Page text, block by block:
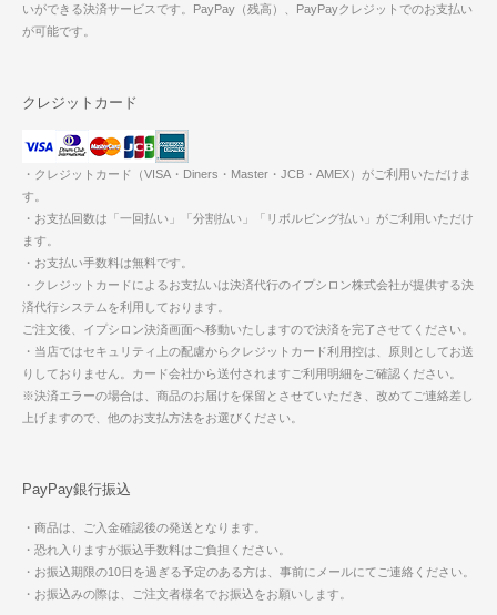
いができる決済サービスです。PayPay（残高）、PayPayクレジットでのお支払い
が可能です。
クレジットカード
・クレジットカード（VISA・Diners・Master・JCB・AMEX）がご利用いただけま
す。
・お支払回数は「一回払い」「分割払い」「リボルビング払い」がご利用いただけ
ます。
・お支払い手数料は無料です。
・クレジットカードによるお支払いは決済代行のイプシロン株式会社が提供する決
済代行システムを利用しております。
ご注文後、イプシロン決済画面へ移動いたしますので決済を完了させてください。
・当店ではセキュリティ上の配慮からクレジットカード利用控は、原則としてお送
りしておりません。カード会社から送付されますご利用明細をご確認ください。
※決済エラーの場合は、商品のお届けを保留とさせていただき、改めてご連絡差し
上げますので、他のお支払方法をお選びください。
PayPay銀行振込
・商品は、ご入金確認後の発送となります。
・恐れ入りますが振込手数料はご負担ください。
・お振込期限の10日を過ぎる予定のある方は、事前にメールにてご連絡ください。
・お振込みの際は、ご注文者様名でお振込をお願いします。